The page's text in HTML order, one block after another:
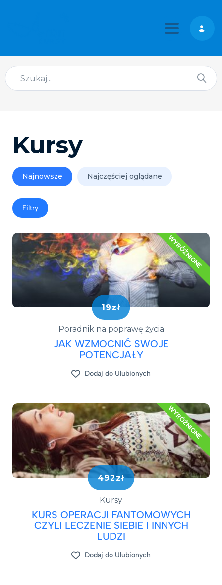
Toggle
Kursy
Najnowsze Najczęściej oglądane
Filtry
WYRÓŻNIONE
19zł
Poradnik na poprawę życia
JAK WZMOCNIĆ SWOJE
POTENCJAŁY
Dodaj do Ulubionych
WYRÓŻNIONE
492zł
Kursy
KURS OPERACJI FANTOMOWYCH
CZYLI LECZENIE SIEBIE I INNYCH
LUDZI
Dodaj do Ulubionych